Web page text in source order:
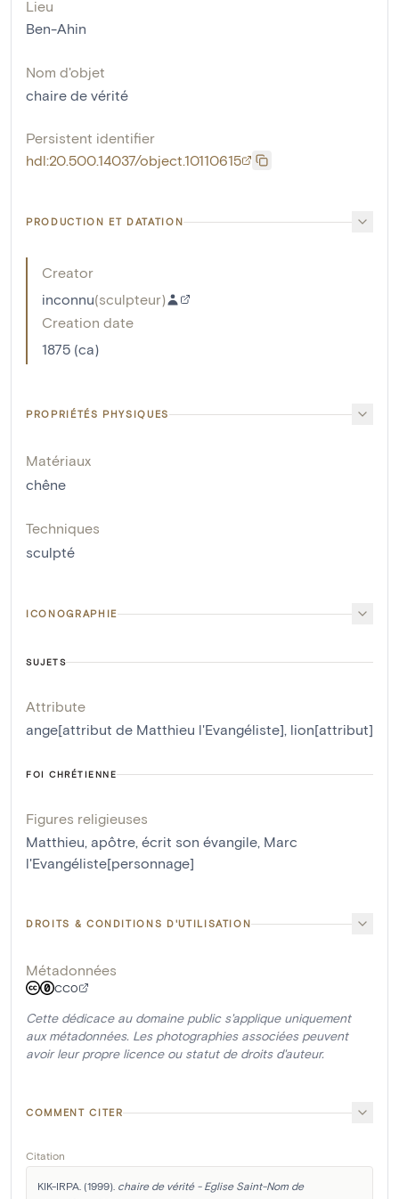
Lieu
Ben-Ahin
Nom d'objet
chaire de vérité
Persistent identifier
hdl:20.500.14037/object.10110615
PRODUCTION ET DATATION
Creator
inconnu(sculpteur)
Creation date
1875 (ca)
PROPRIÉTÉS PHYSIQUES
Matériaux
chêne
Techniques
sculpté
ICONOGRAPHIE
SUJETS
Attribute
ange[attribut de Matthieu l'Evangéliste], lion[attribut]
FOI CHRÉTIENNE
Figures religieuses
Matthieu, apôtre, écrit son évangile, Marc
l'Evangéliste[personnage]
DROITS & CONDITIONS D'UTILISATION
Métadonnées
CC0
Cette dédicace au domaine public s'applique uniquement
aux métadonnées. Les photographies associées peuvent
avoir leur propre licence ou statut de droits d'auteur.
COMMENT CITER
Citation
KIK-IRPA. (1999). chaire de vérité - Eglise Saint-Nom de